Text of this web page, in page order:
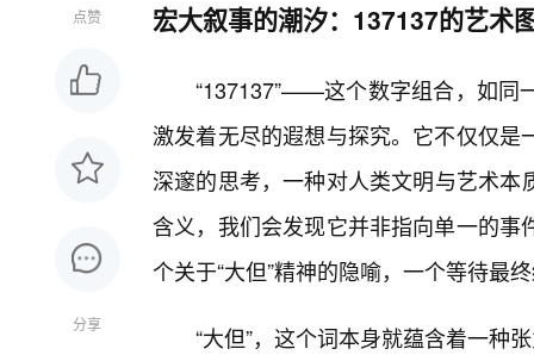
点赞
分享
宏大叙事的潮汐：137137的艺术
“137137”——这个数字组合，如同
激发着无尽的遐想与探究。它不仅仅
深邃的思考，一种对人类文明与艺术本
含义，我们会发现它并非指向单一的
个关于“大但”精神的隐喻，一个等待最
“大但”，这个词本身就蕴含着一种